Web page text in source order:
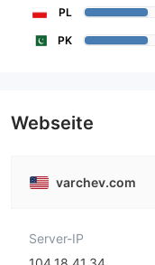
PL
PK
Webseite
varchev.com
Server-IP